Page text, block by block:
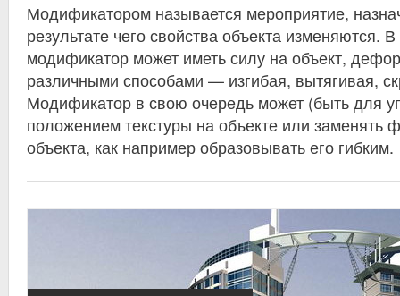
Модификатором называется мероприятие,
результате чего свойства объекта изменяются. В
модификатор может иметь силу на объект,
различными способами — изгибая, вытягивая,
Модификатор в свою очередь может (быть для
положением текстуры на объекте или заменять
объекта, как например образовывать его гибким.